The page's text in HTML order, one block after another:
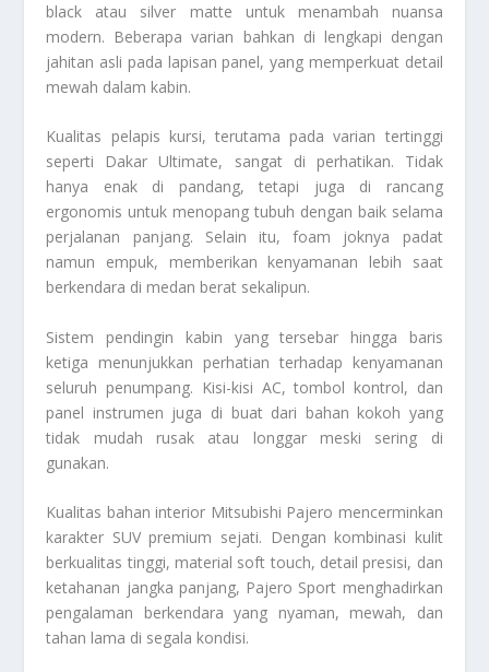
black atau silver matte untuk menambah nuansa
modern. Beberapa varian bahkan di lengkapi dengan
jahitan asli pada lapisan panel, yang memperkuat detail
mewah dalam kabin.
Kualitas pelapis kursi, terutama pada varian tertinggi
seperti Dakar Ultimate, sangat di perhatikan. Tidak
hanya enak di pandang, tetapi juga di rancang
ergonomis untuk menopang tubuh dengan baik selama
perjalanan panjang. Selain itu, foam joknya padat
namun empuk, memberikan kenyamanan lebih saat
berkendara di medan berat sekalipun.
Sistem pendingin kabin yang tersebar hingga baris
ketiga menunjukkan perhatian terhadap kenyamanan
seluruh penumpang. Kisi-kisi AC, tombol kontrol, dan
panel instrumen juga di buat dari bahan kokoh yang
tidak mudah rusak atau longgar meski sering di
gunakan.
Kualitas bahan interior Mitsubishi Pajero mencerminkan
karakter SUV premium sejati. Dengan kombinasi kulit
berkualitas tinggi, material soft touch, detail presisi, dan
ketahanan jangka panjang, Pajero Sport menghadirkan
pengalaman berkendara yang nyaman, mewah, dan
tahan lama di segala kondisi.